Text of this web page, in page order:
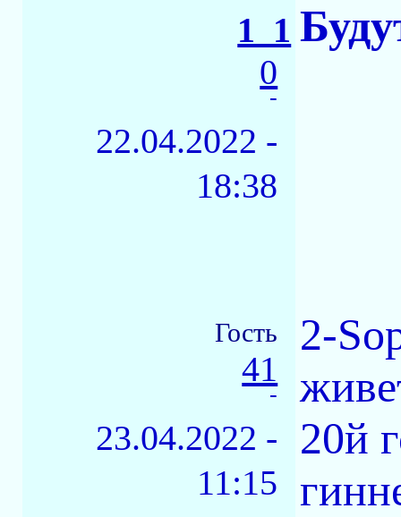
1_1
0
-
22.04.2022 -
18:38
Гость
41
-
23.04.2022 -
11:15
2-
20й